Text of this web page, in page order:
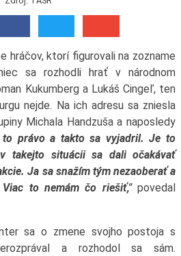
hráčov, ktorí figurovali na zozname
sa rozhodli hrať v národnom
Kukumberg a Lukáš Cingeľ, ten
nejde. Na ich adresu sa zniesla
Michala Handzuša a naposledy
to právo a takto sa vyjadril. Je to
takejto situácii sa dali očakávať
Ja sa snažím tým nezaoberať a
to nemám čo riešiť,"povedal
sa o zmene svojho postoja s
a rozhodol sa sám.